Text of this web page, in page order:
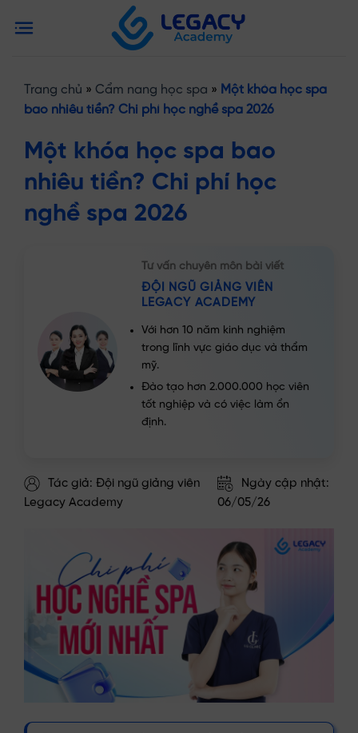
Ngô Tú Anh
Đã nhận tư vấn
qua
Trang chủ » Cẩm nang học spa » Một khóa học spa
bao nhiêu tiền? Chi phí học nghề spa 2026
Một khóa học spa bao
nhiêu tiền? Chi phí học
nghề spa 2026
Tư vấn chuyên môn bài viết
ĐỘI NGŨ GIẢNG VIÊN
LEGACY ACADEMY
Với hơn 10 năm kinh nghiệm
trong lĩnh vực giáo dục và thẩm
mỹ.
Đào tạo hơn 2.000.000 học viên
tốt nghiệp và có việc làm ổn
định.
Tác giả: Đội ngũ giảng viên
Legacy Academy
Ngày cập nhật:
06/05/26